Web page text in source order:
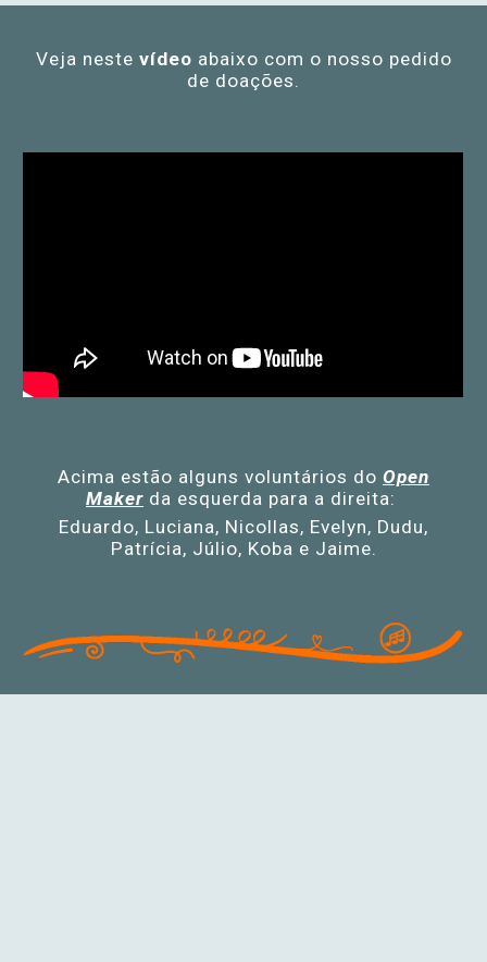
Veja neste vídeo abaixo com o nosso pedido
de doações.
Acima estão alguns voluntários do Open
Maker da esquerda para a direita:
Eduardo, Luciana, Nicollas, Evelyn, Dudu,
Patrícia, Júlio, Koba e Jaime.